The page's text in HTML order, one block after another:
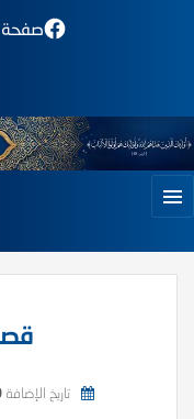
تاريخ الإضافة